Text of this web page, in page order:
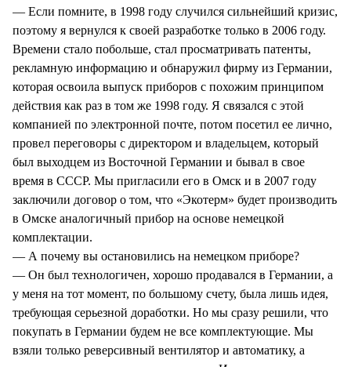
— Если помните, в 1998 году случился сильнейший кризис,
поэтому я вернулся к своей разработке только в 2006 году.
Времени стало побольше, стал просматривать патенты,
рекламную информацию и обнаружил фирму из Германии,
которая освоила выпуск приборов с похожим принципом
действия как раз в том же 1998 году. Я связался с этой
компанией по электронной почте, потом посетил ее лично,
провел переговоры с директором и владельцем, который
был выходцем из Восточной Германии и бывал в свое
время в СССР. Мы пригласили его в Омск и в 2007 году
заключили договор о том, что «Экотерм» будет производить
в Омске аналогичный прибор на основе немецкой
комплектации.
— А почему вы остановились на немецком приборе?
— Он был технологичен, хорошо продавался в Германии, а
у меня на тот момент, по большому счету, была лишь идея,
требующая серьезной доработки. Но мы сразу решили, что
покупать в Германии будем не все комплектующие. Мы
взяли только реверсивный вентилятор и автоматику, а